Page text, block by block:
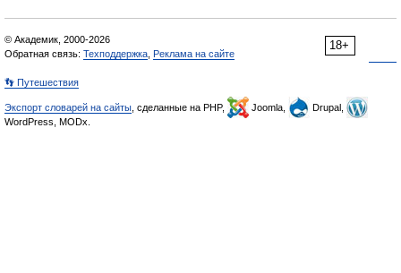
18+
© Академик, 2000-2026
Обратная связь: Техподдержка Реклама на сайте
👣 Путешествия
Экспорт словарей на сайты , сделанные на PHP, Joomla,
Drupal,
WordPress, MODx.